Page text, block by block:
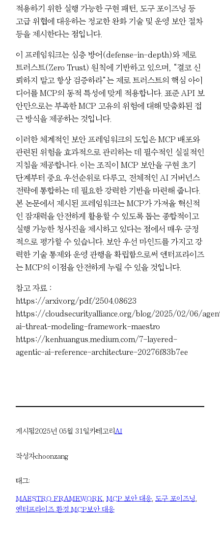
적용하기 위한 실행 가능한 구현 패턴, 도구 포이즈닝 등
고급 위협에 대응하는 정교한 완화 기술 및 운영 보안 절차
등을 제시한다는 점입니다.
이 프레임워크는 심층 방어(defense-in-depth)와 제로
트러스트(Zero Trust) 원칙에 기반하고 있으며, “결코 신
뢰하지 말고 항상 검증하라”는 제로 트러스트의 핵심 아이
디어를 MCP의 동적 특성에 맞게 적용합니다. 표준 API 보
안만으로는 부족한 MCP 고유의 위험에 대해 맞춤화된 접
근 방식을 제공하는 것입니다.
이러한 체계적인 보안 프레임워크의 도입은 MCP 배포와
관련된 위험을 효과적으로 관리하는 데 필수적인 실질적인
지침을 제공합니다. 이는 조직이 MCP 보안을 구현 초기
단계부터 중요 우선순위로 다루고, 전체적인 AI 거버넌스
전략에 통합하는 데 필요한 강력한 기반을 마련해 줍니다.
본 논문에서 제시된 프레임워크는 MCP가 가져올 혁신적
인 잠재력을 안전하게 활용할 수 있도록 돕는 종합적이고
실행 가능한 청사진을 제시하고 있다는 점에서 매우 긍정
적으로 평가할 수 있습니다. 보안 우선 마인드를 가지고 강
력한 기술 통제와 운영 관행을 확립함으로써 엔터프라이즈
는 MCP의 이점을 안전하게 누릴 수 있을 것입니다.
참고 자료 :
https://arxiv.org/pdf/2504.08623
https://cloudsecurityalliance.org/blog/2025/02/06/
ai-threat-modeling-framework-maestro
https://kenhuangus.medium.com/7-layered-
agentic-ai-reference-architecture-20276f83b7ee
게시됨2025년 05월 31일카테고리 AI
작성자choonzang
태그:
MAESTRO FRAMEWORK MCP 보안 대응, 도구 포이즈닝
엔터프라이즈 환경 MCP보안 대응